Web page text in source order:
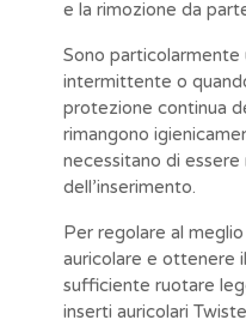
e la rimozione da
Sono particolarmente
intermittente o
protezione continua
rimangono
necessitano di
dell’inserimento.
Per regolare al
auricolare e ottenere
sufficiente ruotare
inserti auricolari